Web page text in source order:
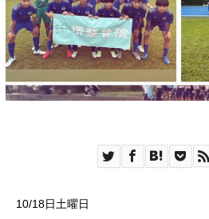
10/18日土曜日